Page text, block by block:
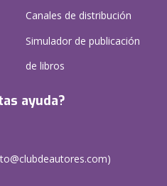
Canales de distribución
Simulador de publicación
de libros
ayuda?
)